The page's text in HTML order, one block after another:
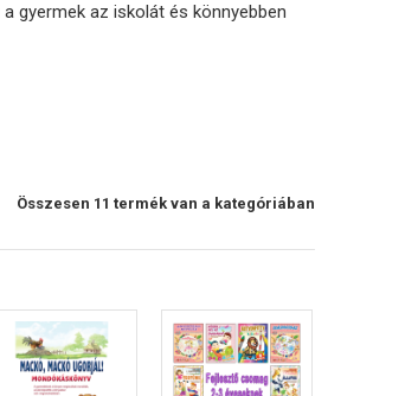
gyermek az iskolát és könnyebben
Összesen 11 termék van a kategóriában